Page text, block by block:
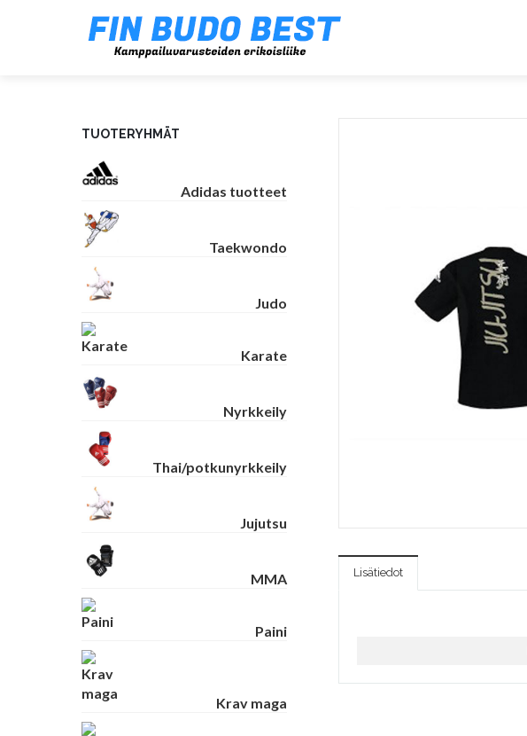
Lisätiedot
TUOTERYHMÄT
Adidas tuotteet
Taekwondo
Judo
Karate
Nyrkkeily
Thai/potkunyrkkeily
Jujutsu
MMA
Paini
Krav maga